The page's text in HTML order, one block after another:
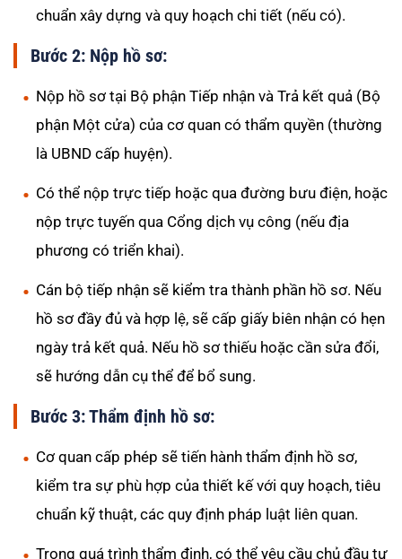
chuẩn xây dựng và quy hoạch chi tiết (nếu có).
Bước 2: Nộp hồ sơ:
Nộp hồ sơ tại Bộ phận Tiếp nhận và Trả kết quả (Bộ
phận Một cửa) của cơ quan có thẩm quyền (thường
là UBND cấp huyện).
Có thể nộp trực tiếp hoặc qua đường bưu điện, hoặc
nộp trực tuyến qua Cổng dịch vụ công (nếu địa
phương có triển khai).
Cán bộ tiếp nhận sẽ kiểm tra thành phần hồ sơ. Nếu
hồ sơ đầy đủ và hợp lệ, sẽ cấp giấy biên nhận có hẹn
ngày trả kết quả. Nếu hồ sơ thiếu hoặc cần sửa đổi,
sẽ hướng dẫn cụ thể để bổ sung.
Bước 3: Thẩm định hồ sơ:
Cơ quan cấp phép sẽ tiến hành thẩm định hồ sơ,
kiểm tra sự phù hợp của thiết kế với quy hoạch, tiêu
chuẩn kỹ thuật, các quy định pháp luật liên quan.
Trong quá trình thẩm định, có thể yêu cầu chủ đầu tư